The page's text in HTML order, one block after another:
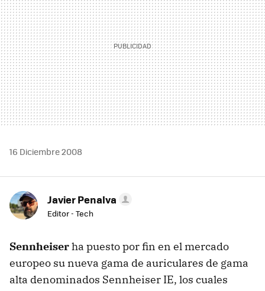
16 Diciembre 2008
Javier Penalva
Editor - Tech
Sennheiserha puesto por fin en el mercado
europeo su nueva gama de auriculares de gama
alta denominados Sennheiser IE, los cuales